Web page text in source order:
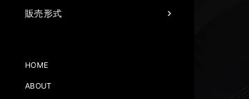
販売形式
HOME
ABOUT